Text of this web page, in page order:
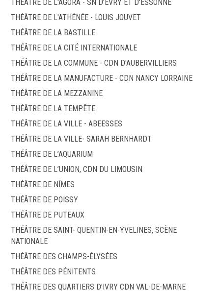
THÉÂTRE DE L'AGORA - SN D'ÉVRY ET D'ESSONNE
THÉÂTRE DE L'ATHÉNÉE - LOUIS JOUVET
THÉÂTRE DE LA BASTILLE
THÉÂTRE DE LA CITÉ INTERNATIONALE
THÉÂTRE DE LA COMMUNE - CDN D'AUBERVILLIERS
THÉÂTRE DE LA MANUFACTURE - CDN NANCY LORRAINE
THÉÂTRE DE LA MEZZANINE
THÉÂTRE DE LA TEMPÊTE
THÉÂTRE DE LA VILLE - ABEESSES
THÉÂTRE DE LA VILLE- SARAH BERNHARDT
THÉÂTRE DE L’AQUARIUM
THÉÂTRE DE L’UNION, CDN DU LIMOUSIN
THÉÂTRE DE NÎMES
THÉÂTRE DE POISSY
THÉÂTRE DE PUTEAUX
THÉÂTRE DE SAINT- QUENTIN-EN-YVELINES, SCÈNE
NATIONALE
THÉÂTRE DES CHAMPS-ÉLYSÉES
THÉÂTRE DES PÉNITENTS
THÉÂTRE DES QUARTIERS D'IVRY CDN VAL-DE-MARNE